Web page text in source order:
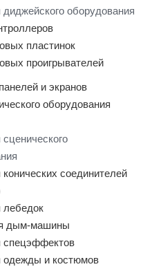
оборудования
пластинок
проигрывателей
и экранов
оборудования
соединителей
лебедок
дым-машины
спецэффектов
одежды и костюмов